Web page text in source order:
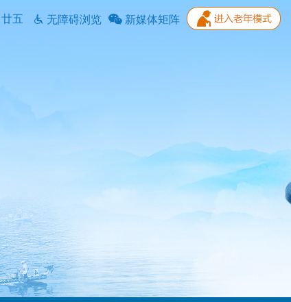
五 无障碍浏览 新媒体矩阵